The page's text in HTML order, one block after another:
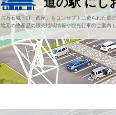
六万石城下町「西尾」をコンセプトに造られた道
地元の物産品の販売地域情報や観光行事のご案内も